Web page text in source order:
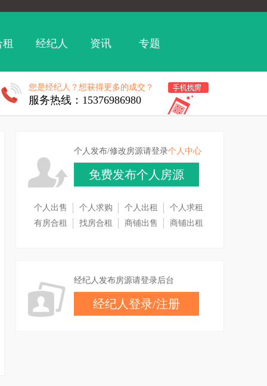
经纪人 资讯 专题
您是经纪人？想获得更多的成交？
服务热线：15376986980
个人发布/修改房源请登录个人中心
免费发布个人房源
个人出售 个人求购 个人出租
个人求租
有房合租
找房合租 商铺出售 商铺出租
经纪人发布房源请登录后台
经纪人登录/注册